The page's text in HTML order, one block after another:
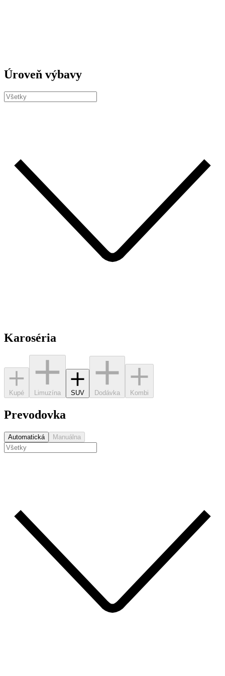
Úroveň výbavy
Karoséria
Kupé Limuzína SUV Dodávka Kombi
Prevodovka
Automatická Manuálna